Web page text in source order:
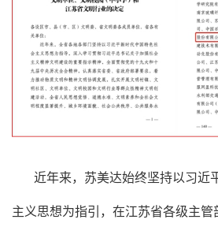
近年来，苏美达始终坚持以习近
主义思想为指引，在江苏省各级主